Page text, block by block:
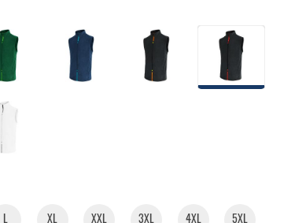
L XL XXL 3XL 4XL 5XL